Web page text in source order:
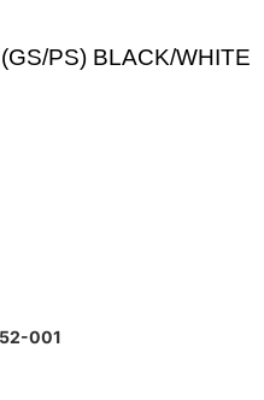
PS) BLACK/WHITE
001